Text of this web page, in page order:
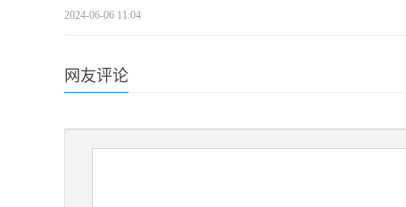
2024-06-06 11:04
网友评论